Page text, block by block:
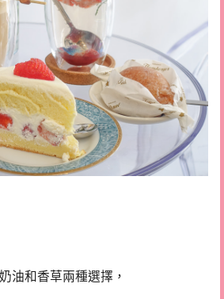
油和香草兩種選擇，